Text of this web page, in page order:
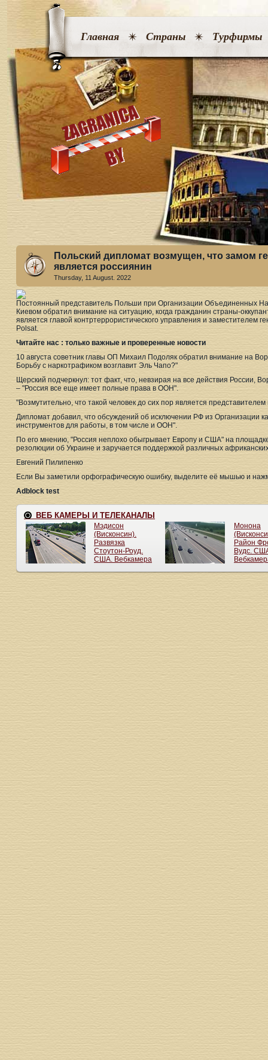
Главная Страны Турфирмы
Польский дипломат возмущен, что замом
является россиянин
Thursday, 11 August. 2022
Постоянный представитель Польши при Организации Объединенных
Киевом обратил внимание на ситуацию, когда гражданин страны-
является главой контртеррористического управления и заместителем
Polsat.
Читайте нас : только важные и проверенные новости
10 августа советник главы ОП Михаил Подоляк обратил внимание на
Борьбу с наркотрафиком возглавит Эль Чапо?"
Щерский подчеркнул: тот факт, что, невзирая на все действия России,
– "Россия все еще имеет полные права в ООН".
"Возмутительно, что такой человек до сих пор является
Дипломат добавил, что обсуждений об исключении РФ из Организации
инструментов для работы, в том числе и ООН".
По его мнению, "Россия неплохо обыгрывает Европу и США" на
резолюции об Украине и заручается поддержкой различных
Евгений Пилипенко
Если Вы заметили орфографическую ошибку, выделите её мышью и
Adblock test